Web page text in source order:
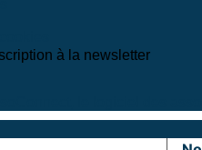
à la newsletter